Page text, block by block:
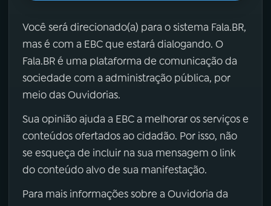
Você será direcionado(a) para o sistema Fala.BR,
mas é com a EBC que estará dialogando. O
Fala.BR é uma plataforma de comunicação da
sociedade com a administração pública, por
meio das Ouvidorias.
Sua opinião ajuda a EBC a melhorar os serviços e
conteúdos ofertados ao cidadão. Por isso, não
se esqueça de incluir na sua mensagem o link
do conteúdo alvo de sua manifestação.
Para mais informações sobre a Ouvidoria da